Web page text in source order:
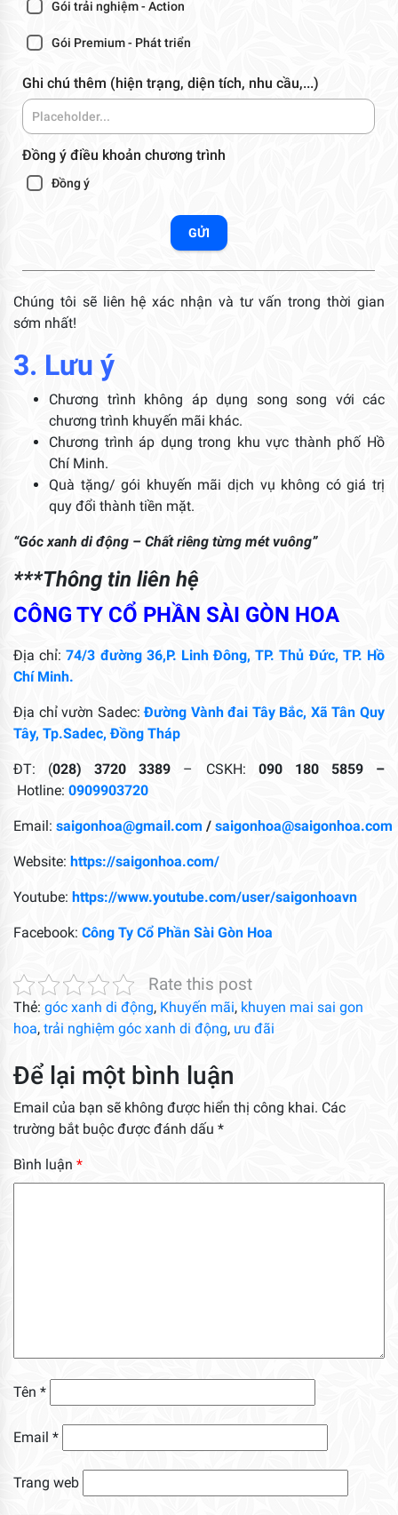
Gói trải nghiệm - Action
Gói Premium - Phát triển
Ghi chú thêm (hiện trạng, diện tích, nhu cầu,...)
Đồng ý điều khoản chương trình
Đồng ý
GỬI
Chúng tôi sẽ liên hệ xác nhận và tư vấn trong thời gian
sớm nhất!
3. Lưu ý
Chương trình không áp dụng song song với các
chương trình khuyến mãi khác.
Chương trình áp dụng trong khu vực thành phố Hồ
Chí Minh.
Quà tặng/ gói khuyến mãi dịch vụ không có giá trị
quy đổi thành tiền mặt.
“Góc xanh di động – Chất riêng từng mét vuông”
***Thông tin liên hệ
CÔNG TY CỔ PHẦN SÀI GÒN HOA
Địa chỉ:74/3 đường 36,P. Linh Đông, TP. Thủ Đức, TP. Hồ
Chí Minh.
Địa chỉ vườn Sadec:Đường Vành đai Tây Bắc, Xã Tân Quy
Tây, Tp.Sadec, Đồng Tháp
ĐT: (028) 3720 3389 – CSKH: 090 180 5859 –
Hotline: 0909903720
Email: saigonhoa@gmail.com / saigonhoa@saigonhoa.com
Website: https://saigonhoa.com/
Youtube: https://www.youtube.com/user/saigonhoavn
Facebook: Công Ty Cổ Phần Sài Gòn Hoa
Rate this post
Thẻ: góc xanh di động, Khuyến mãi, khuyen mai sai gon
hoa, trải nghiệm góc xanh di động, ưu đãi
Để lại một bình luận
Email của bạn sẽ không được hiển thị công khai. Các
trường bắt buộc được đánh dấu *
Bình luận *
Tên *
Email *
Trang web